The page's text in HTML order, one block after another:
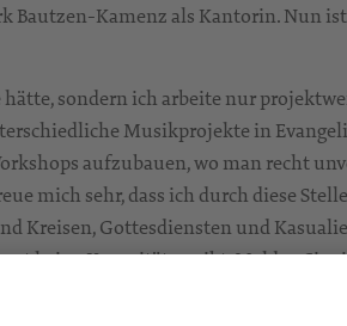
Kamenz als Kantorin. Nun
sondern ich arbeite nur
Musikprojekte in
aufzubauen, wo man recht
mich sehr, dass ich durch diese
Kreisen, Gottesdiensten und
keine Kapazitäten gibt. Melden Sie
Nach einen schönen